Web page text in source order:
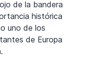
de la bandera
histórica
uno de los
de Europa